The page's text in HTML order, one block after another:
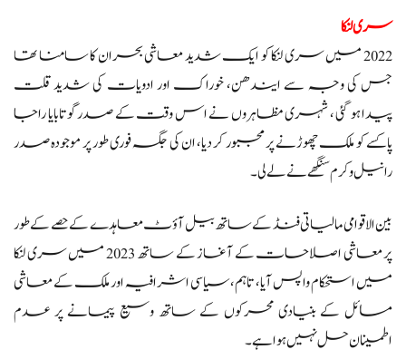
سری لنکا
2022 میں سری لنکا کو ایک شدید معاشی بحران کا سامنا تھا
جس کی وجہ سے ایندھن، خوراک اور ادویات کی شدید قلت
پیدا ہو گئی ، شہری مظاہروں نے اس وقت کے صدر گوتابایا راجا
پاکسے کو ملک چھوڑنے پر مجبور کر دیا، ان کی جگہ فوری طور پر موجودہ صدر
رانیل وکرم سنگھے نے لے لی۔
بین الاقوامی مالیاتی فنڈ کے ساتھ بیل آؤٹ معاہدے کے حصے کے طور
پر معاشی اصلاحات کے آغاز کے ساتھ 2023 میں سری لنکا
میں استحکام واپس آیا، تاہم، سیاسی اشرافیہ اور ملک کے معاشی
مسائل کے بنیادی محرکوں کے ساتھ وسیع پیمانے پر عدم
اطمینان حل نہیں ہوا ہے۔